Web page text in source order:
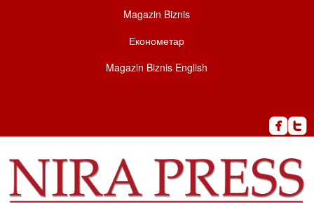
Magazin Biznis
Економетар
Magazin Biznis English